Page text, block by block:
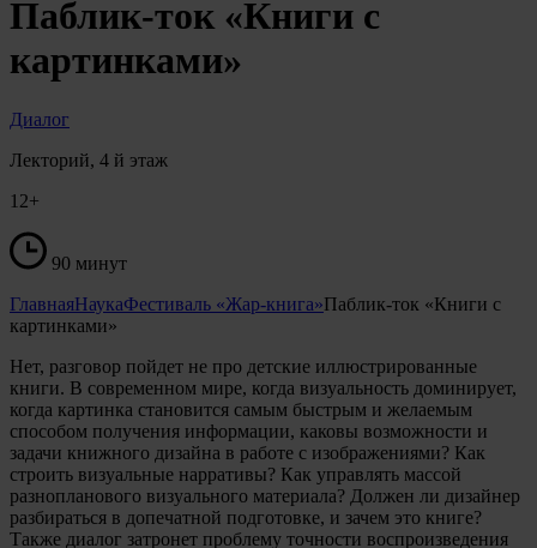
Паблик-ток «Книги с
картинками»
Диалог
Лекторий, 4 й этаж
12+
90 минут
ГлавнаяНаукаФестиваль «Жар-книга»Паблик-ток «Книги с
картинками»
Нет, разговор пойдет не про детские иллюстрированные
книги. В современном мире, когда визуальность доминирует,
когда картинка становится самым быстрым и желаемым
способом получения информации, каковы возможности и
задачи книжного дизайна в работе с изображениями? Как
строить визуальные нарративы? Как управлять массой
разнопланового визуального материала? Должен ли дизайнер
разбираться в допечатной подготовке, и зачем это книге?
Также диалог затронет проблему точности воспроизведения